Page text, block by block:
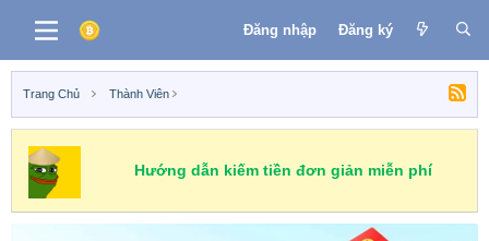
Đăng nhập Đăng ký
Trang Chủ Thành Viên
Hướng dẫn kiếm tiền đơn giản miễn phí